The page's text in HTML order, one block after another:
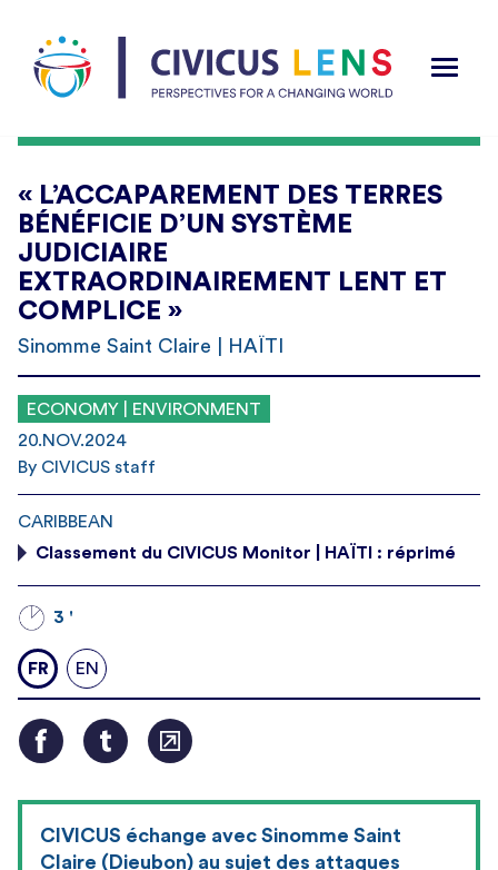
« L’ACCAPAREMENT DES TERRES
BÉNÉFICIE D’UN SYSTÈME
JUDICIAIRE
EXTRAORDINAIREMENT LENT ET
COMPLICE »
Sinomme Saint Claire | HAÏTI
ECONOMY | ENVIRONMENT
20.NOV.2024
By CIVICUS staff
CARIBBEAN
Classement du CIVICUS Monitor | HAÏTI : réprimé
3 '
FR EN
CIVICUS échange avec Sinomme Saint
Claire (Dieubon) au sujet des attaques